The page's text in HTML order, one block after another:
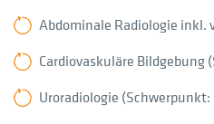
Abdominale Radiologie inkl.
Cardiovaskuläre Bildgebung
Uroradiologie